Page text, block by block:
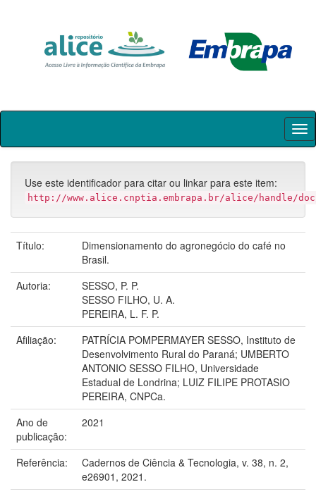
Skip
Use este identificador para citar ou linkar para este item:
http://www.alice.cnptia.embrapa.br/alice/handle/doc/
Título:
Dimensionamento do agronegócio do café no
Brasil.
Autoria:
SESSO, P. P.
SESSO FILHO, U. A.
PEREIRA, L. F. P.
Afiliação:
PATRÍCIA POMPERMAYER SESSO, Instituto de
Desenvolvimento Rural do Paraná; UMBERTO
ANTONIO SESSO FILHO, Universidade
Estadual de Londrina; LUIZ FILIPE PROTASIO
PEREIRA, CNPCa.
Ano de
publicação:
2021
Referência:
Cadernos de Ciência & Tecnologia, v. 38, n. 2,
e26901, 2021.